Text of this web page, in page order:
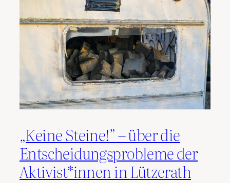
„Keine Steine!” – über die
Entscheidungsprobleme der
Aktivist*innen in Lützerath